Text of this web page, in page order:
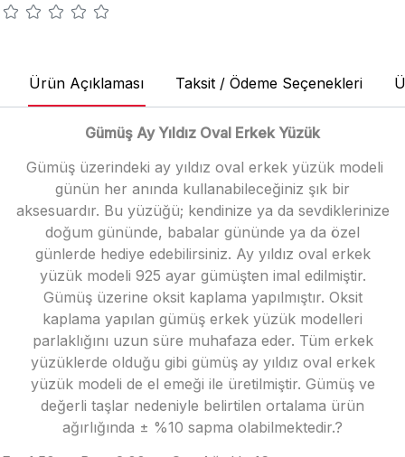
Ürün Açıklaması Taksit / Ödeme Seçenekleri
Gümüş Ay Yıldız Oval Erkek Yüzük
Gümüş üzerindeki ay yıldız oval erkek yüzük modeli
günün her anında kullanabileceğiniz şık bir
aksesuardır. Bu yüzüğü; kendinize ya da sevdiklerinize
doğum gününde, babalar gününde ya da özel
günlerde hediye edebilirsiniz. Ay yıldız oval erkek
yüzük modeli 925 ayar gümüşten imal edilmiştir.
Gümüş üzerine oksit kaplama yapılmıştır. Oksit
kaplama yapılan gümüş erkek yüzük modelleri
parlaklığını uzun süre muhafaza eder. Tüm erkek
yüzüklerde olduğu gibi gümüş ay yıldız oval erkek
yüzük modeli de el emeği ile üretilmiştir. Gümüş ve
değerli taşlar nedeniyle belirtilen ortalama ürün
ağırlığında ± %10 sapma olabilmektedir.?